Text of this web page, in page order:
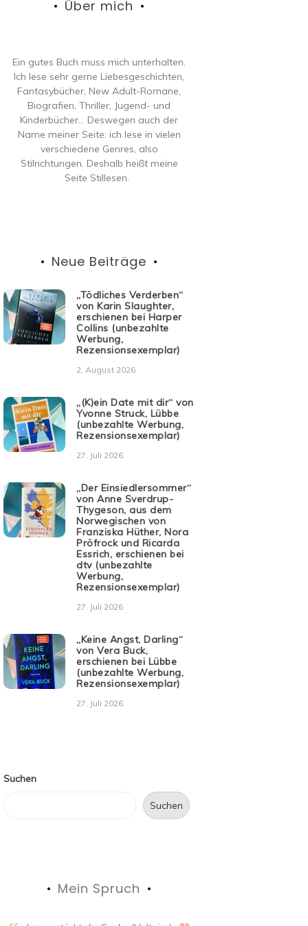
Über mich
Ein gutes Buch muss mich unterhalten.
Ich lese sehr gerne Liebesgeschichten,
Fantasybücher, New Adult-Romane,
Biografien, Thriller, Jugend- und
Kinderbücher… Deswegen auch der
Name meiner Seite: ich lese in vielen
verschiedene Genres, also
Stilrichtungen. Deshalb heißt meine
Seite Stillesen.
Neue Beiträge
„Tödliches Verderben“
von Karin Slaughter,
erschienen bei Harper
Collins (unbezahlte
Werbung,
Rezensionsexemplar)
2. August 2026
„(K)ein Date mit dir“ von
Yvonne Struck, Lübbe
(unbezahlte Werbung,
Rezensionsexemplar)
27. Juli 2026
„Der Einsiedlersommer“
von Anne Sverdrup-
Thygeson, aus dem
Norwegischen von
Franziska Hüther, Nora
Pröfrock und Ricarda
Essrich, erschienen bei
dtv (unbezahlte
Werbung,
Rezensionsexemplar)
27. Juli 2026
„Keine Angst, Darling“
von Vera Buck,
erschienen bei Lübbe
(unbezahlte Werbung,
Rezensionsexemplar)
27. Juli 2026
Suchen
Suchen
Mein Spruch